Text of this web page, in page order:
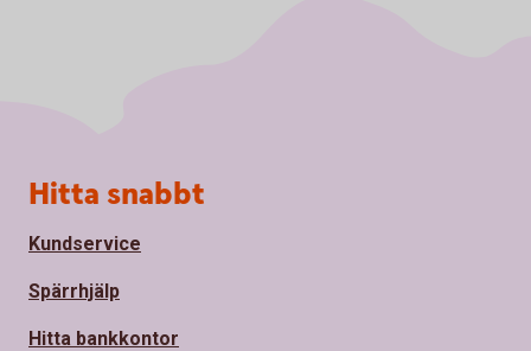
Sidfot
Hitta snabbt
Kundservice
Spärrhjälp
Hitta bankkontor